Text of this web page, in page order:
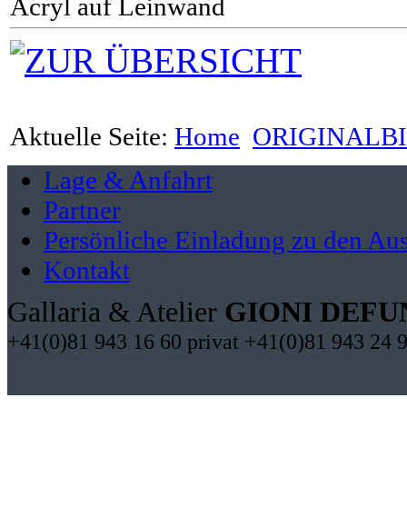
Acryl auf Leinwand
ZUR ÜBERSICHT
Aktuelle Seite: Home
Lage & Anfahrt
Partner
Persönliche Einladung zu den
Kontakt
Gallaria & Atelier GIONI
+41(0)81 943 16 60 privat +41(0)81 943 24